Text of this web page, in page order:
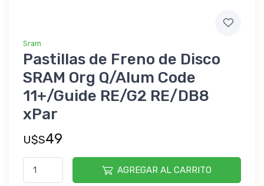
Sram
Pastillas de Freno de Disco
SRAM Org Q/Alum Code
11+/Guide RE/G2 RE/DB8
xPar
U$S49
AGREGAR AL CARRITO